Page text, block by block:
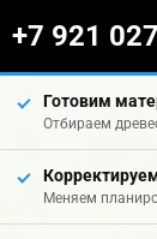
+7 921
Готовим
Отбираем
Меняем